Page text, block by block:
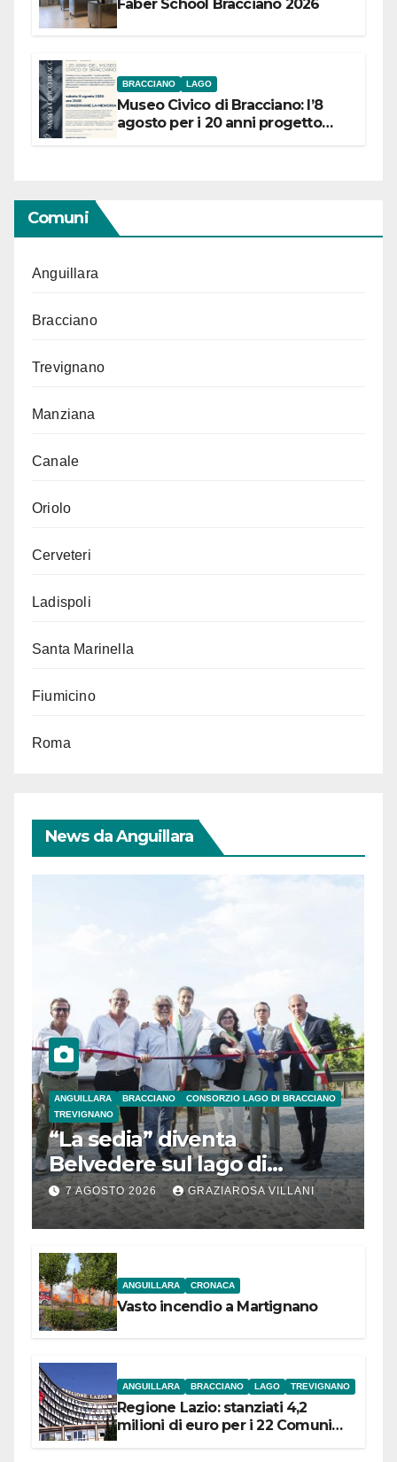
Faber School Bracciano 2026
BRACCIANO LAGO
Museo Civico di Bracciano: l’8
agosto per i 20 anni progetto
Comuni
Anguillara
Bracciano
Trevignano
Manziana
Canale
Oriolo
Cerveteri
Ladispoli
Santa Marinella
Fiumicino
Roma
News da Anguillara
ANGUILLARA BRACCIANO
CONSORZIO LAGO DI BRACCIANO
TREVIGNANO
“La sedia” diventa
Belvedere sul lago di
Bracciano: ieri
l’inaugurazione
7 AGOSTO 2026 GRAZIAROSA VILLANI
ANGUILLARA CRONACA
Vasto incendio a Martignano
ANGUILLARA BRACCIANO LAGO TREVIGNANO
Regione Lazio: stanziati 4,2
milioni di euro per i 22 Comuni